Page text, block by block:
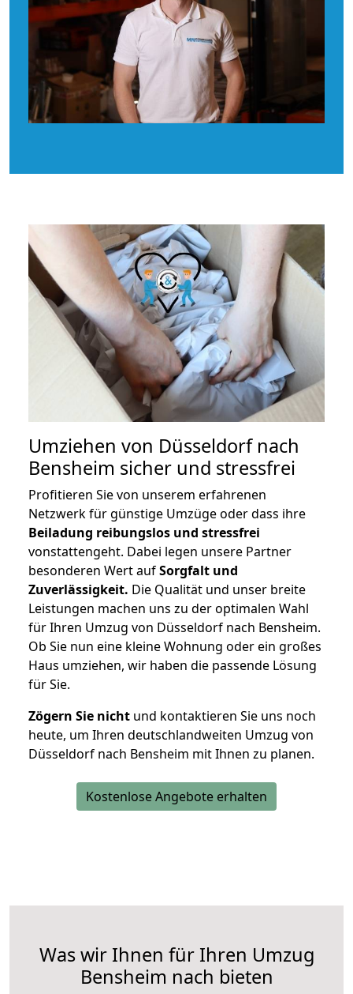
Umziehen von Düsseldorf nach
Bensheim sicher und stressfrei
Profitieren Sie von unserem erfahrenen
Netzwerk für günstige Umzüge oder dass ihre
Beiladung reibungslos und stressfrei
vonstattengeht. Dabei legen unsere Partner
besonderen Wert aufSorgfalt und
Zuverlässigkeit. Die Qualität und unser breite
Leistungen machen uns zu der optimalen Wahl
für Ihren Umzug von Düsseldorf nach Bensheim.
Ob Sie nun eine kleine Wohnung oder ein großes
Haus umziehen, wir haben die passende Lösung
für Sie.
Zögern Sie nicht und kontaktieren Sie uns noch
heute, um Ihren deutschlandweiten Umzug von
Düsseldorf nach Bensheim mit Ihnen zu planen.
Kostenlose Angebote erhalten
Was wir Ihnen für Ihren Umzug
Bensheim nach bieten